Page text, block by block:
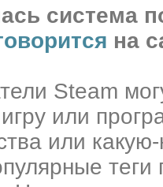
система
на
Steam
или
или
теги